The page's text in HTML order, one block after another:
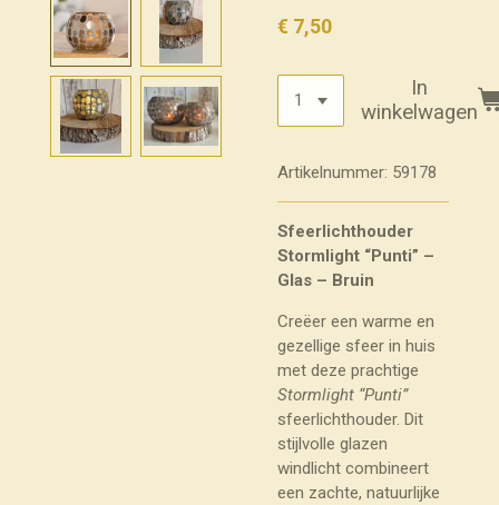
€ 7,50
In
winkelwagen
Artikelnummer: 59178
Sfeerlichthouder
Stormlight “Punti” –
Glas – Bruin
Creëer een warme en
gezellige sfeer in huis
met deze prachtige
Stormlight “Punti”
sfeerlichthouder. Dit
stijlvolle glazen
windlicht combineert
een zachte, natuurlijke